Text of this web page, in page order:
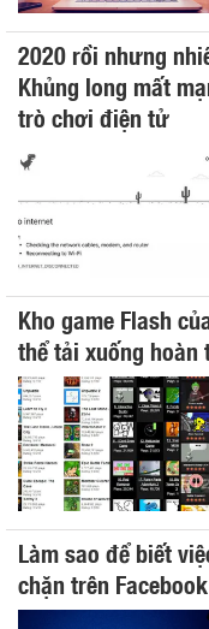
2020 rồi nhưng
Khủng long mất
trò chơi điện tử
Kho game Flash
thể tải xuống hoàn
Làm sao để biết
chặn trên